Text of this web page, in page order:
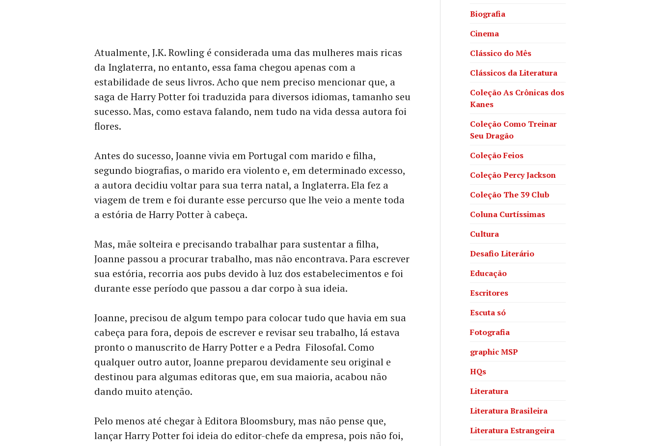
Atualmente, J.K. Rowling é considerada uma das mulheres mais ricas
da Inglaterra, no entanto, essa fama chegou apenas com a
estabilidade de seus livros. Acho que nem preciso mencionar que, a
saga de Harry Potter foi traduzida para diversos idiomas, tamanho seu
sucesso. Mas, como estava falando, nem tudo na vida dessa autora foi
flores.
Antes do sucesso, Joanne vivia em Portugal com marido e filha,
segundo biografias, o marido era violento e, em determinado excesso,
a autora decidiu voltar para sua terra natal, a Inglaterra. Ela fez a
viagem de trem e foi durante esse percurso que lhe veio a mente toda
a estória de Harry Potter à cabeça.
Mas, mãe solteira e precisando trabalhar para sustentar a filha,
Joanne passou a procurar trabalho, mas não encontrava. Para escrever
sua estória, recorria aos pubs devido à luz dos estabelecimentos e foi
durante esse período que passou a dar corpo à sua ideia.
Joanne, precisou de algum tempo para colocar tudo que havia em sua
cabeça para fora, depois de escrever e revisar seu trabalho, lá estava
pronto o manuscrito de Harry Potter e a Pedra Filosofal. Como
qualquer outro autor, Joanne preparou devidamente seu original e
destinou para algumas editoras que, em sua maioria, acabou não
dando muito atenção.
Pelo menos até chegar à Editora Bloomsbury, mas não pense que,
lançar Harry Potter foi ideia do editor-chefe da empresa, pois não foi,
Biografia
Cinema
Clássico do Mês
Clássicos da Literatura
Coleção As Crônicas dos
Kanes
Coleção Como Treinar
Seu Dragão
Coleção Feios
Coleção Percy Jackson
Coleção The 39 Club
Coluna Curtíssimas
Cultura
Desafio Literário
Educação
Escritores
Escuta só
Fotografia
graphic MSP
HQs
Literatura
Literatura Brasileira
Literatura Estrangeira